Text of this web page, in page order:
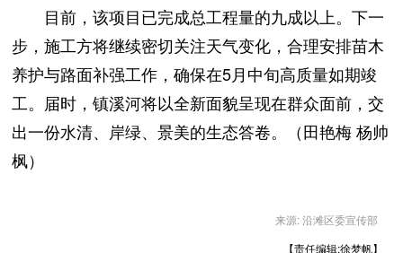
目前，该项目已完成总工程量的九成以上。下一
步，施工方将继续密切关注天气变化，合理安排苗木
养护与路面补强工作，确保在5月中旬高质量如期竣
工。届时，镇溪河将以全新面貌呈现在群众面前，交
出一份水清、岸绿、景美的生态答卷。（田艳梅 杨帅
枫）
来源: 沿滩区委宣传部
【责任编辑:徐梦帆】